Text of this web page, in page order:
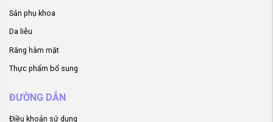
Sản phụ khoa
Da liễu
Răng hàm mặt
Thực phẩm bổ sung
ĐƯỜNG DẪN
Điều khoản sử dụng